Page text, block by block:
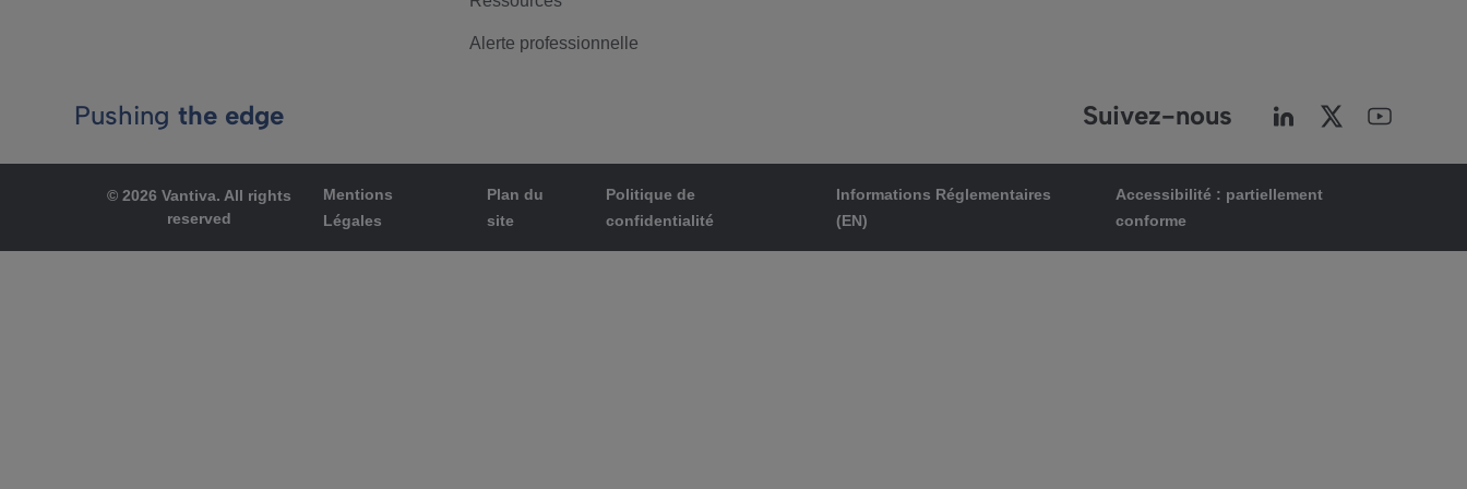
Alerte professionnelle
Pushing the edge Suivez-nous
© 2026 Vantiva. All rights
reserved
Mentions
Légales
Plan du
site
Politique de
confidentialité
Informations Réglementaires
(EN)
Accessibilité : partiellement
conforme